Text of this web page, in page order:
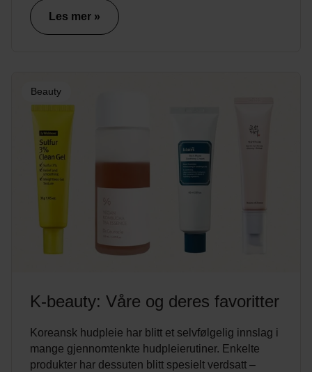
Les mer »
Beauty
K-beauty: Våre og deres favoritter
Koreansk hudpleie har blitt et selvfølgelig innslag i
mange gjennomtenkte hudpleierutiner. Enkelte
produkter har dessuten blitt spesielt verdsatt –